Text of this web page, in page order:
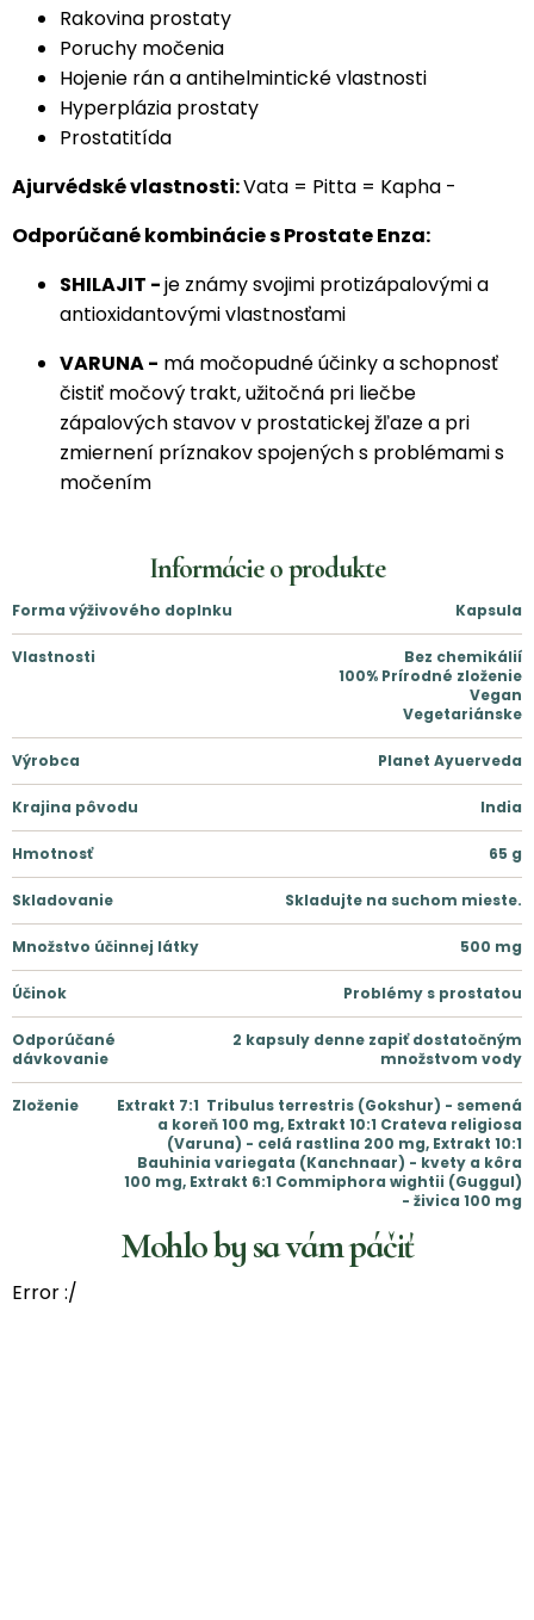
Rakovina prostaty
Poruchy močenia
Hojenie rán a antihelmintické vlastnosti
Hyperplázia prostaty
Prostatitída
Ajurvédské vlastnosti:Vata = Pitta = Kapha -
Odporúčané kombinácie s Prostate Enza:
SHILAJIT -je známy svojimi protizápalovými a
antioxidantovými vlastnosťami
VARUNA - má močopudné účinky a schopnosť
čistiť močový trakt, užitočná pri liečbe
zápalových stavov v prostatickej žľaze a pri
zmiernení príznakov spojených s problémami s
močením
Informácie o produkte
Forma výživového doplnku Kapsula
Vlastnosti
Bez chemikálií
100% Prírodné zloženie
Vegan
Vegetariánske
Výrobca Planet Ayuerveda
Krajina pôvodu India
Hmotnosť 65 g
Skladovanie Skladujte na suchom mieste.
Množstvo účinnej látky 500 mg
Účinok Problémy s prostatou
Odporúčané
dávkovanie
2 kapsuly denne zapiť dostatočným
množstvom vody
Zloženie
Extrakt 7:1 Tribulus terrestris (Gokshur) - semená
a koreň 100 mg, Extrakt 10:1 Crateva religiosa
(Varuna) - celá rastlina 200 mg, Extrakt 10:1
Bauhinia variegata (Kanchnaar) - kvety a kôra
100 mg, Extrakt 6:1 Commiphora wightii (Guggul)
- živica 100 mg
Mohlo by sa vám páčiť
Error :/